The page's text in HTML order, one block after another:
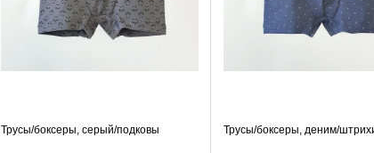
Трусы/боксеры, серый/подковы Трусы/боксеры, деним/